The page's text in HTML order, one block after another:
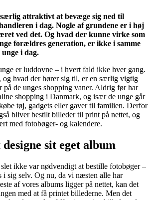
attraktivt at bevæge sig ned til
i dag. Nogle af grundene er i høj
ved det. Og hvad der kunne virke som
forældres generation, er ikke i samme
i dag.
er luddovne – i hvert fald ikke hver gang.
og hvad der hører sig til, er en særlig vigtig
på de unges shopping vaner. Aldrig før har
shopping i Danmark, og især de unge går
tøj, gadgets eller gaver til familien. Derfor
bliver bestilt billeder til print på nettet, og
med fotobøger- og kalendere.
sit eget album
ikke var nødvendigt at bestille fotobøger –
i sig selv. Og nu, da vi næsten alle har
af vores albums ligger på nettet, kan det
med at få printet billederne. Men det